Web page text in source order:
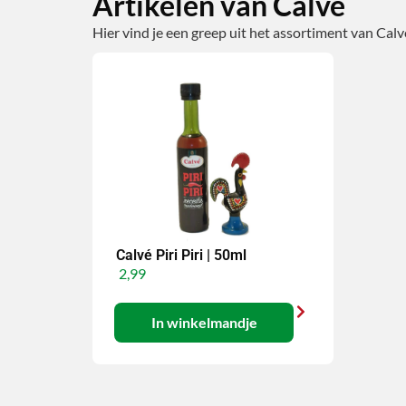
Hier vind je een greep uit het assortiment van
Calvé Piri Piri | 50ml
2,99
In winkelmandje